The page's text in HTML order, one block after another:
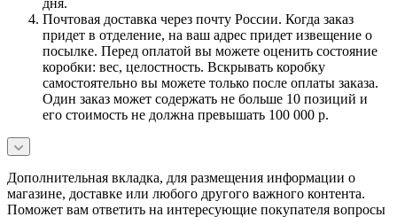
дня.
Почтовая доставка через почту России. Когда заказ
придет в отделение, на ваш адрес придет извещение о
посылке. Перед оплатой вы можете оценить состояние
коробки: вес, целостность. Вскрывать коробку
самостоятельно вы можете только после оплаты заказа.
Один заказ может содержать не больше 10 позиций и
его стоимость не должна превышать 100 000 р.
Дополнительная вкладка, для размещения информации о
магазине, доставке или любого другого важного контента.
Поможет вам ответить на интересующие покупателя вопросы